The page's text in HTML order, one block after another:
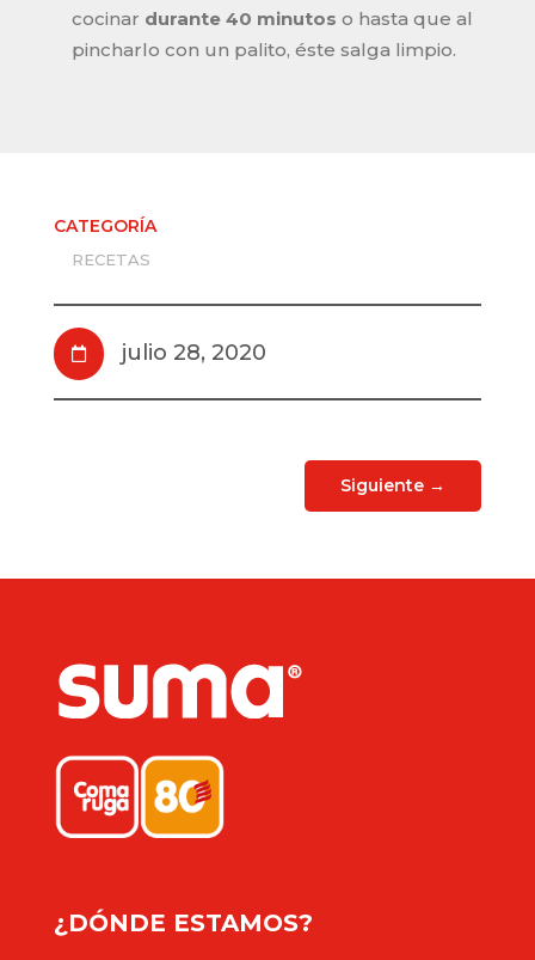
cocinar durante 40 minutos o hasta que al
pincharlo con un palito, éste salga limpio.
CATEGORÍA
RECETAS
 julio 28, 2020
Siguiente →
¿DÓNDE ESTAMOS?